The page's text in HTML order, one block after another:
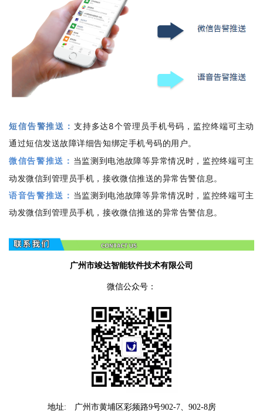
短信告警推送： 支持多达8个管理员手机号码，监控终端可主动
通过短信发送故障详细告知绑定手机号码的用户。
微信告警推送： 当监测到电池故障等异常情况时，监控终端可主
动发微信到管理员手机，接收微信推送的异常告警信息。
语音告警推送： 当监测到电池故障等异常情况时，监控终端可主
动发微信到管理员手机，接收微信推送的异常告警信息。
广州市竣达智能软件技术有限公司
微信公众号：
地址: 广州市黄埔区彩频路9号902-7、902-8房